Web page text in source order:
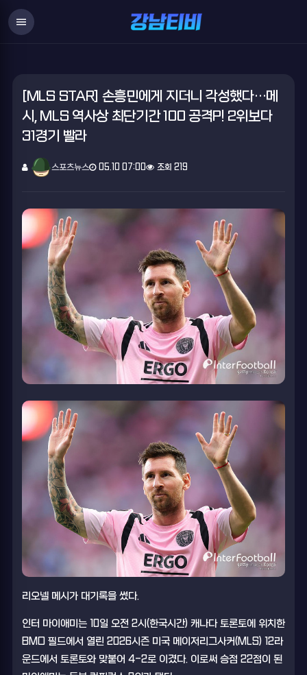
menu
[MLS STAR] 손흥민에게 지더니 각성했다…메
시, MLS 역사상 최단기간 100 공격P! 2위보다
31경기 빨라
스포츠뉴스 05.10 07:00 조회 219
리오넬 메시가 대기록을 썼다.
인터 마이애미는 10일 오전 2시(한국시간) 캐나다 토론토에 위치한
BMO 필드에서 열린 2026시즌 미국 메이저리그사커(MLS) 12라
운드에서 토론토와 맞붙어 4-2로 이겼다. 이로써 승점 22점이 된